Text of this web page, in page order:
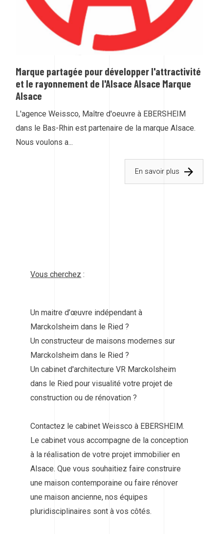
Marque partagée pour développer l'attractivité
et le rayonnement de l'Alsace Alsace Marque
Alsace
L'agence Weissco, Maître d'oeuvre à EBERSHEIM
dans le Bas-Rhin est partenaire de la marque Alsace.
Nous voulons a...
En savoir plus
Vous cherchez :
Un maitre d’œuvre indépendant à
Marckolsheim dans le Ried ?
Un constructeur de maisons modernes sur
Marckolsheim dans le Ried ?
Un cabinet d'architecture VR Marckolsheim
dans le Ried pour visualité votre projet de
construction ou de rénovation ?
Contactez le cabinet Weissco à EBERSHEIM.
Le cabinet vous accompagne de la conception
à la réalisation de votre projet immobilier en
Alsace. Que vous souhaitiez faire construire
une maison contemporaine ou faire rénover
une maison ancienne, nos équipes
pluridisciplinaires sont à vos côtés.